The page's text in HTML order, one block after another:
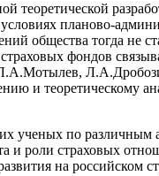
теоретической
планово-
общества тогда не
фондов
Л.А.Мотылев,
и теоретическому
ученых по различным
и роли страховых
на российском